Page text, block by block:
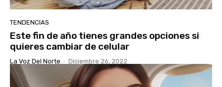
TENDENCIAS
Este fin de año tienes grandes opciones si
quieres cambiar de celular
La Voz Del Norte - Diciembre 26, 2022